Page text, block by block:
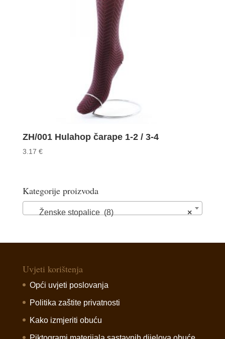
ZH/001 Hulahop čarape 1-2 / 3-4
3.17 €
Kategorije proizvoda
×
Ženske stopalice (8)
Uvjeti korištenja
Opći uvjeti poslovanja
Politika zaštite privatnosti
Kako izmjeriti obuću